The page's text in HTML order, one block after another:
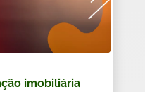
imobiliária